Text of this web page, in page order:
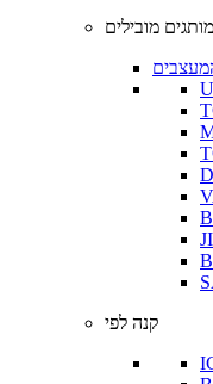
מותגים מובילים
קנה לפי